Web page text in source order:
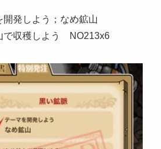
開発しよう；なめ鉱山
で収穫しよう NO213x6